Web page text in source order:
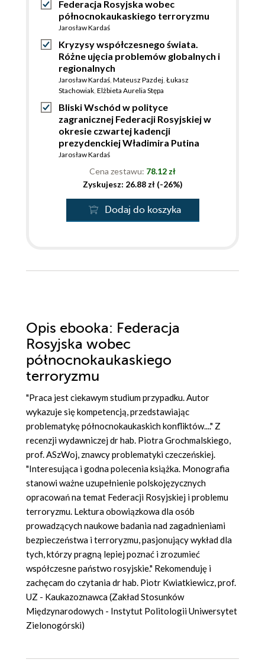
Federacja Rosyjska wobec
północnokaukaskiego terroryzmu
Jarosław Kardaś
Kryzysy współczesnego świata.
Różne ujęcia problemów globalnych i
regionalnych
Jarosław Kardaś, Mateusz Pazdej, Łukasz
Stachowiak, Elżbieta Aurelia Stępa
Bliski Wschód w polityce
zagranicznej Federacji Rosyjskiej w
okresie czwartej kadencji
prezydenckiej Władimira Putina
Jarosław Kardaś
Cena zestawu: 78.12 zł
Zyskujesz: 26.88 zł (-26%)
Dodaj do koszyka
Opis ebooka: Federacja
Rosyjska wobec
północnokaukaskiego
terroryzmu
"Praca jest ciekawym studium przypadku. Autor
wykazuje się kompetencją, przedstawiając
problematykę północnokaukaskich konfliktów...." Z
recenzji wydawniczej dr hab. Piotra Grochmalskiego,
prof. ASzWoj, znawcy problematyki czeczeńskiej.
"Interesująca i godna polecenia książka. Monografia
stanowi ważne uzupełnienie polskojęzycznych
opracowań na temat Federacji Rosyjskiej i problemu
terroryzmu. Lektura obowiązkowa dla osób
prowadzących naukowe badania nad zagadnieniami
bezpieczeństwa i terroryzmu, pasjonujący wykład dla
tych, którzy pragną lepiej poznać i zrozumieć
współczesne państwo rosyjskie." Rekomenduję i
zachęcam do czytania dr hab. Piotr Kwiatkiewicz, prof.
UZ - Kaukazoznawca (Zakład Stosunków
Międzynarodowych - Instytut Politologii Uniwersytet
Zielonogórski)